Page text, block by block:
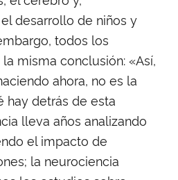
desarrollo de niños y
todos los
misma conclusión: «Así,
ahora, no es la
hay detrás de esta
lleva años analizando
el impacto de
la neurociencia